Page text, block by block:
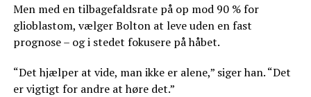
Men med en tilbagefaldsrate på op mod 90 % for
glioblastom, vælger Bolton at leve uden en fast
prognose – og i stedet fokusere på håbet.
“Det hjælper at vide, man ikke er alene,” siger han. “Det
er vigtigt for andre at høre det.”